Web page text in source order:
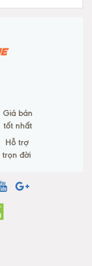
Giá bán
tốt nhất
Hỗ trợ
trọn đời